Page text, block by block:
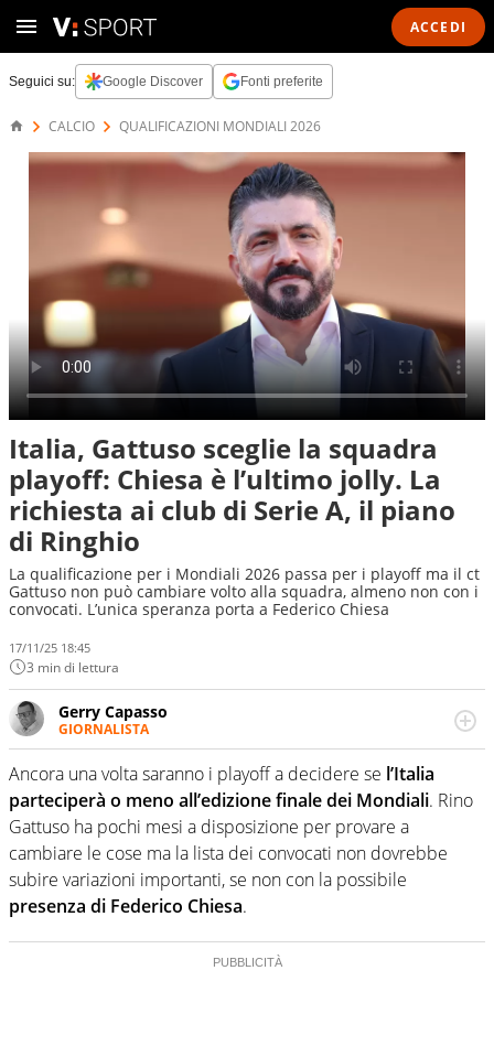
ACCEDI
Seguici su: Google Discover Fonti preferite
CALCIO QUALIFICAZIONI MONDIALI 2026
Italia, Gattuso sceglie la squadra
playoff: Chiesa è l’ultimo jolly. La
richiesta ai club di Serie A, il piano
di Ringhio
La qualificazione per i Mondiali 2026 passa per i playoff ma il ct
Gattuso non può cambiare volto alla squadra, almeno non con i
convocati. L’unica speranza porta a Federico Chiesa
17/11/25 18:45
3 min di lettura
Gerry Capasso
GIORNALISTA
Per lui gli sport americani non hanno segreti: basket,
football, baseball e la capacità innata di trovare la notizia
dove altri non vedono granché
Ancora una volta saranno i playoff a decidere se l’Italia
parteciperà o meno all’edizione finale dei Mondiali. Rino
Gattuso ha pochi mesi a disposizione per provare a
cambiare le cose ma la lista dei convocati non dovrebbe
subire variazioni importanti, se non con la possibile
presenza di Federico Chiesa.